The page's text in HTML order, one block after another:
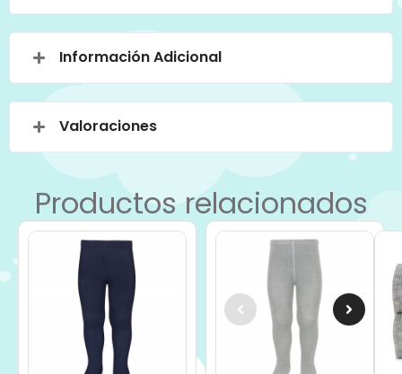
Información Adicional
Valoraciones
Productos relacionados